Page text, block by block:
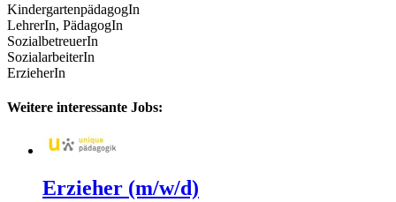
KindergartenpädagogIn
LehrerIn, PädagogIn
SozialbetreuerIn
SozialarbeiterIn
ErzieherIn
Weitere interessante Jobs:
Erzieher (m/w/d)